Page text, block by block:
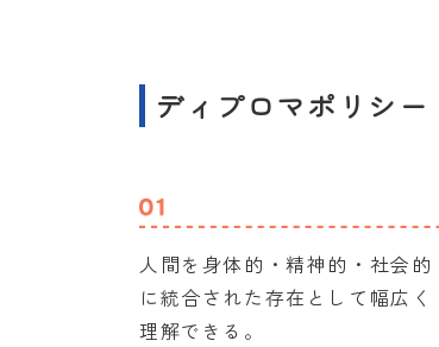
ディプロマポリシー
人間を身体的・精神的・社会的
に統合された存在として幅広く
理解できる。